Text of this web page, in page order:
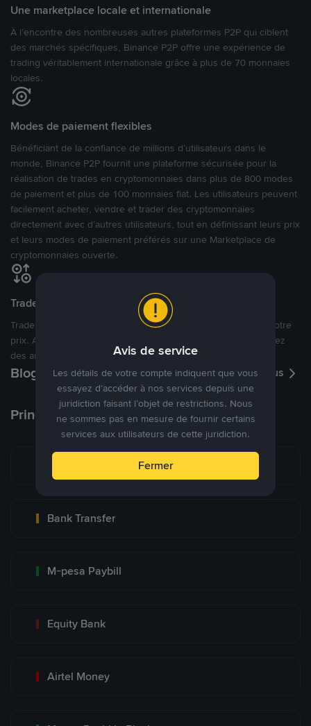
Une marketplace locale et internationale
À l’encontre des nombreuses autres plateformes P2P qui ciblent
des marchés spécifiques, Binance P2P offre une expérience de
trading véritablement internationale grâce à plus de 70 monnaies
locales.
Modes de paiement flexibles
Bénéficiant de la confiance de millions d’utilisateurs dans le
monde, Binance P2P fournit une plateforme sécurisée pour la
réalisation de trades en cryptomonnaies dans plus de 800 modes
de paiement et plus de 100 monnaies fiat. Les utilisateurs peuvent
facilement acheter, vendre et trader des cryptomonnaies
directement avec d’autres utilisateurs, tout en définissant leurs prix
et leurs modes de paiement préférés sur une Marketplace de
cryptomonnaies ouverte.
Tradez à des prix avantageux pour vous
Tradez des cryptos en étant libres d’acheter et de vendre à votre
prix. Achetez ou vendez à partir des offres existantes, ou créez
des annonces commerciales pour fixer vos propres prix.
Blog P2P Voir plus
Principaux modes de paiement
M-PESA Kenya (Safaricom)
Bank Transfer
M-pesa Paybill
Equity Bank
Airtel Money
Avis de service
Les détails de votre compte indiquent que vous
essayez d’accéder à nos services depuis une
juridiction faisant l’objet de restrictions. Nous
ne sommes pas en mesure de fournir certains
services aux utilisateurs de cette juridiction.
Fermer